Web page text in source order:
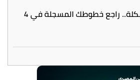
قبل ما تقع في مشكلة.. راجع خطوطك المسجلة في 4